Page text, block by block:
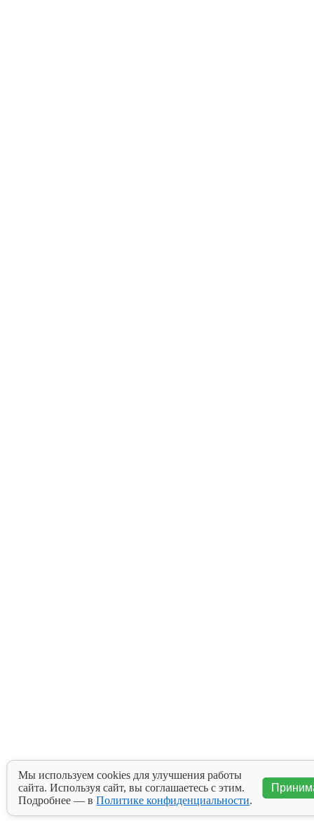
Мы используем cookies для улучшения работы
сайта. Используя сайт, вы соглашаетесь с этим.
Подробнее — вПолитике конфиденциальности.